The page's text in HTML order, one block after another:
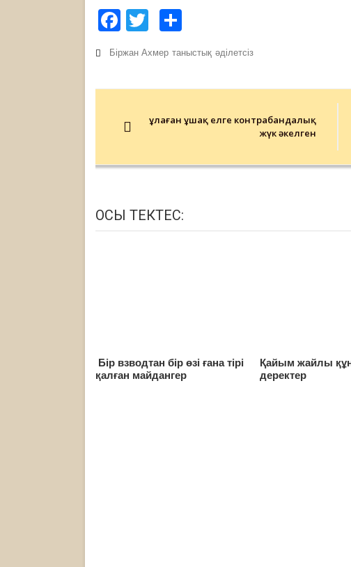
Facebook
Twitter
Біржан Ахмер таныстық әділетсіз
Құлаған ұшақ елге контрабандалық
жүк әкелген
ОСЫ ТЕКТЕС:
Бір взводтан бір өзі ғана тірі
қалған майдангер
Қайым жайлы
деректер